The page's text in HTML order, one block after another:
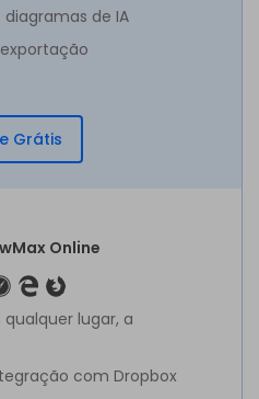
diagramas de IA
Grátis
Online
lugar, a
com Dropbox